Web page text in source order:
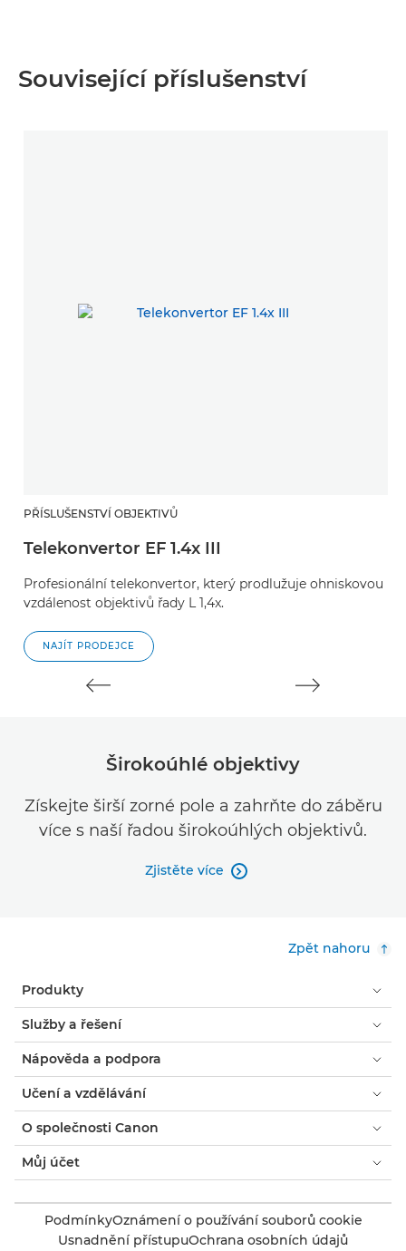
Související příslušenství
PŘÍSLUŠENSTVÍ OBJEKTIVŮ
Telekonvertor EF 1.4x III
Profesionální telekonvertor, který prodlužuje ohniskovou
vzdálenost objektivů řady L 1,4x.
NAJÍT PRODEJCE
Širokoúhlé objektivy
Získejte širší zorné pole a zahrňte do záběru
více s naší řadou širokoúhlých objektivů.
Zjistěte více 
Zpět nahoru
Produkty
Služby a řešení
Nápověda a podpora
Učení a vzdělávání
O společnosti Canon
Můj účet
PodmínkyOznámení o používání souborů cookie
Usnadnění přístupuOchrana osobních údajů